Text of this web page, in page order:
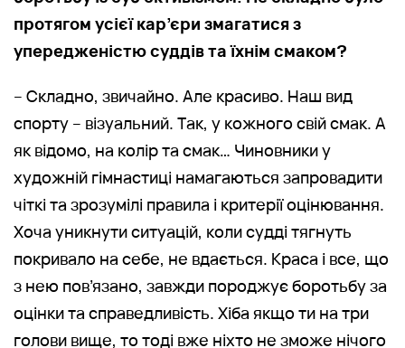
протягом усієї кар’єри змагатися з
упередженістю суддів та їхнім смаком?
– Складно, звичайно. Але красиво. Наш вид
спорту – візуальний. Так, у кожного свій смак. А
як відомо, на колір та смак… Чиновники у
художній гімнастиці намагаються запровадити
чіткі та зрозумілі правила і критерії оцінювання.
Хоча уникнути ситуацій, коли судді тягнуть
покривало на себе, не вдається. Краса і все, що
з нею пов’язано, завжди породжує боротьбу за
оцінки та справедливість. Хіба якщо ти на три
голови вище, то тоді вже ніхто не зможе нічого